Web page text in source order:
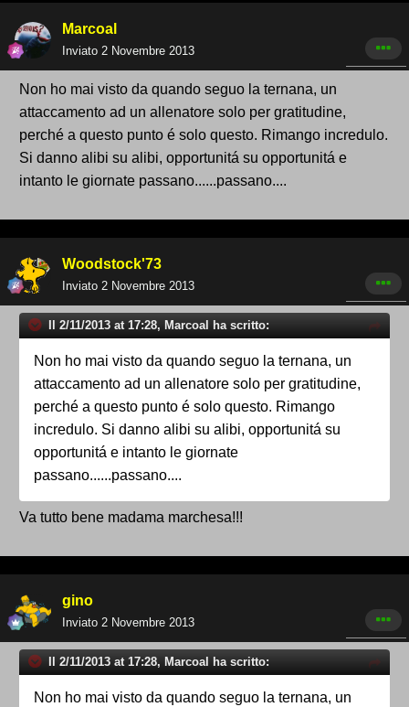
Marcoal
Inviato 2 Novembre 2013
Non ho mai visto da quando seguo la ternana, un
attaccamento ad un allenatore solo per gratitudine,
perché a questo punto é solo questo. Rimango incredulo.
Si danno alibi su alibi, opportunitá su opportunitá e
intanto le giornate passano......passano....
Woodstock'73
Inviato 2 Novembre 2013
Il 2/11/2013 at 17:28, Marcoal ha scritto:
Non ho mai visto da quando seguo la ternana, un
attaccamento ad un allenatore solo per gratitudine,
perché a questo punto é solo questo. Rimango
incredulo. Si danno alibi su alibi, opportunitá su
opportunitá e intanto le giornate
passano......passano....
Va tutto bene madama marchesa!!!
gino
Inviato 2 Novembre 2013
Il 2/11/2013 at 17:28, Marcoal ha scritto:
Non ho mai visto da quando seguo la ternana, un